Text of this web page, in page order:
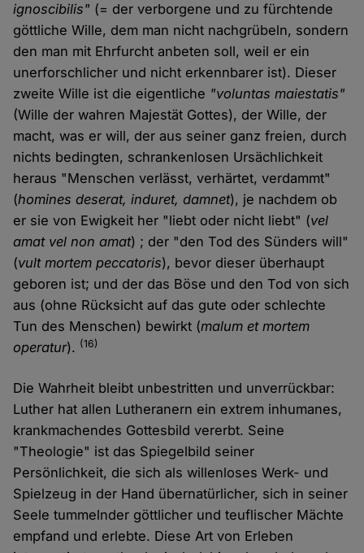
ignoscibilis" (= der verborgene und zu fürchtende
göttliche Wille, dem man nicht nachgrübeln, sondern
den man mit Ehrfurcht anbeten soll, weil er ein
unerforschlicher und nicht erkennbarer ist). Dieser
zweite Wille ist die eigentliche "voluntas maiestatis"
(Wille der wahren Majestät Gottes), der Wille, der
macht, was er will, der aus seiner ganz freien, durch
nichts bedingten, schrankenlosen Ursächlichkeit
heraus "Menschen verlässt, verhärtet, verdammt"
(homines deserat, induret, damnet), je nachdem ob
er sie von Ewigkeit her "liebt oder nicht liebt" (vel
amat vel non amat) ; der "den Tod des Sünders will"
(vult mortem peccatoris), bevor dieser überhaupt
geboren ist; und der das Böse und den Tod von sich
aus (ohne Rücksicht auf das gute oder schlechte
Tun des Menschen) bewirkt (malum et mortem
operatur). (16)
Die Wahrheit bleibt unbestritten und unverrückbar:
Luther hat allen Lutheranern ein extrem inhumanes,
krankmachendes Gottesbild vererbt. Seine
"Theologie" ist das Spiegelbild seiner
Persönlichkeit, die sich als willenloses Werk- und
Spielzeug in der Hand übernatürlicher, sich in seiner
Seele tummelnder göttlicher und teuflischer Mächte
empfand und erlebte. Diese Art von Erleben